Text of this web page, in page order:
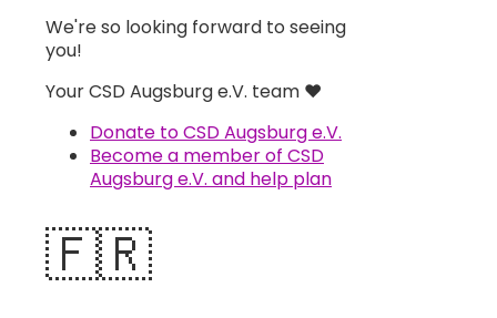
We're so looking forward to seeing
you!
Your CSD Augsburg e.V. team ♥️
Donate to CSD Augsburg e.V.
Become a member of CSD
Augsburg e.V. and help plan
🇫🇷